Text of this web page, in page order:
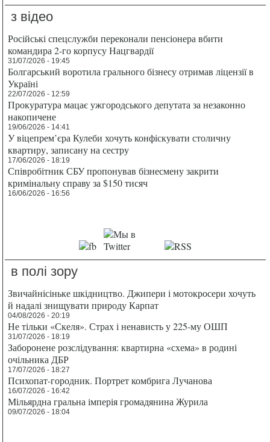
з відео
Російські спецслужби переконали пенсіонера вбити
командира 2-го корпусу Нацгвардії
31/07/2026 - 19:45
Болгарський воротила грального бізнесу отримав ліцензії в
Україні
22/07/2026 - 12:59
Прокуратура мацає ужгородського депутата за незаконно
накопичене
19/06/2026 - 14:41
У віцепрем’єра Кулеби хочуть конфіскувати столичну
квартиру, записану на сестру
17/06/2026 - 18:19
Співробітник СБУ пропонував бізнесмену закрити
кримінальну справу за $150 тисяч
16/06/2026 - 16:56
в полі зору
Звичайнісіньке шкідництво. Джипери і мотокросери хочуть
й надалі знищувати природу Карпат
04/08/2026 - 20:19
Не тільки «Скеля». Страх і ненависть у 225-му ОШП
31/07/2026 - 18:19
Заборонене розслідування: квартирна «схема» в родині
очільника ДБР
17/07/2026 - 18:27
Психопат-городник. Портрет комбрига Лучанова
16/07/2026 - 16:42
Мільярдна гральна імперія громадянина Журила
09/07/2026 - 18:04